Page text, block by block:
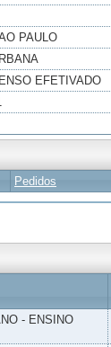
PAULO
EFETIVADO
Pedidos
- ENSINO